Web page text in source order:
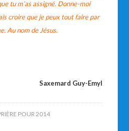
tu m’as assigné. Donne-moi
croire que je peux tout faire par
Au nom de Jésus.
Saxemard Guy-Emyl
POUR 2014